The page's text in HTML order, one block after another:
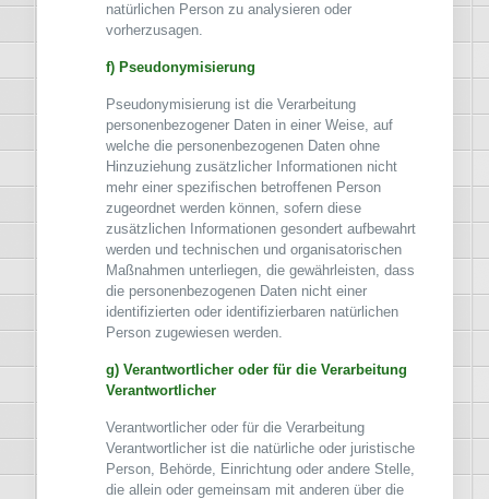
natürlichen Person zu analysieren oder
vorherzusagen.
f) Pseudonymisierung
Pseudonymisierung ist die Verarbeitung
personenbezogener Daten in einer Weise, auf
welche die personenbezogenen Daten ohne
Hinzuziehung zusätzlicher Informationen nicht
mehr einer spezifischen betroffenen Person
zugeordnet werden können, sofern diese
zusätzlichen Informationen gesondert aufbewahrt
werden und technischen und organisatorischen
Maßnahmen unterliegen, die gewährleisten, dass
die personenbezogenen Daten nicht einer
identifizierten oder identifizierbaren natürlichen
Person zugewiesen werden.
g) Verantwortlicher oder für die Verarbeitung
Verantwortlicher
Verantwortlicher oder für die Verarbeitung
Verantwortlicher ist die natürliche oder juristische
Person, Behörde, Einrichtung oder andere Stelle,
die allein oder gemeinsam mit anderen über die